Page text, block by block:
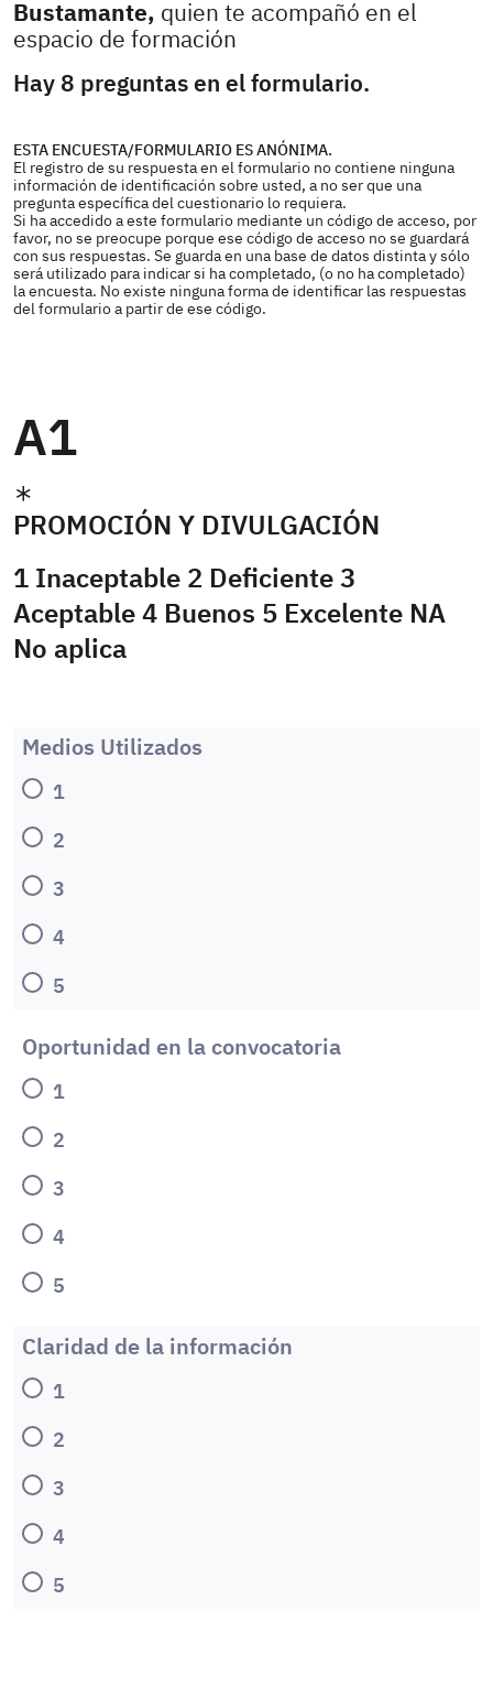
Bustamante, quien te acompañó en el
espacio de formación
Hay 8 preguntas en el formulario.
ESTA ENCUESTA/FORMULARIO ES ANÓNIMA.
El registro de su respuesta en el formulario no contiene ninguna
información de identificación sobre usted, a no ser que una
pregunta específica del cuestionario lo requiera.
Si ha accedido a este formulario mediante un código de acceso, por
favor, no se preocupe porque ese código de acceso no se guardará
con sus respuestas. Se guarda en una base de datos distinta y sólo
será utilizado para indicar si ha completado, (o no ha completado)
la encuesta. No existe ninguna forma de identificar las respuestas
del formulario a partir de ese código.
A1
PROMOCIÓN Y DIVULGACIÓN
1 Inaceptable 2 Deficiente 3
Aceptable 4 Buenos 5 Excelente NA
No aplica
Medios Utilizados
1
2
3
4
5
Oportunidad en la convocatoria
1
2
3
4
5
Claridad de la información
1
2
3
4
5